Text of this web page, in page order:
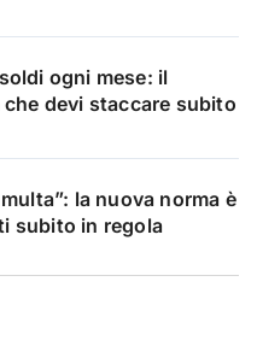
ogni mese: il
devi staccare subito
la nuova norma è
subito in regola